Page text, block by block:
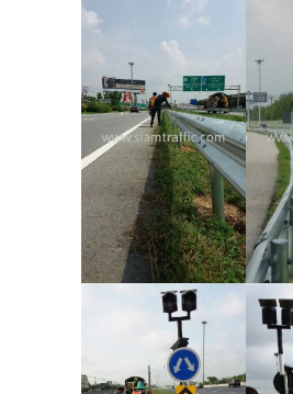
แบริเออร์พลาสติกยาว
1 เมตร ชรบ.บ้านมาจะ
แก๊ะ ต.ฆอเลาะ จำนวน
4 ใบ
SIAM TRAFFIC CO., LTD.